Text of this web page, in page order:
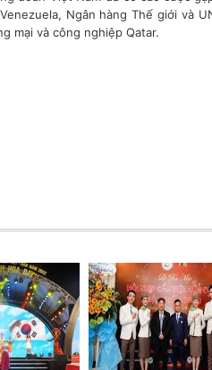
Ngân hàng Thế giới và
mại và công nghiệp Qatar.